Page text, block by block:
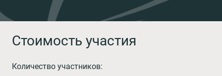
Стоимость участия
Количество участников: